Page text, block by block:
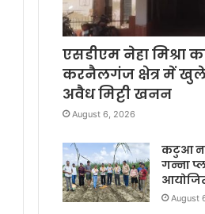
एसडीएम नेहा मिश्रा
करनैलगंज क्षेत्र में
अवैध मिट्टी खनन
August 6, 2026
कटुआ
गन्ना
August